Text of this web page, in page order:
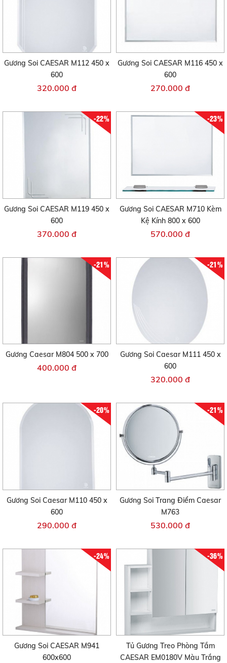
Gương Soi CAESAR M112 450 x
600
320.000 đ
Gương Soi CAESAR M116 450 x
600
270.000 đ
-22%
Gương Soi CAESAR M119 450 x
600
370.000 đ
-23%
Gương Soi CAESAR M710 Kèm
Kệ Kính 800 x 600
570.000 đ
-21%
Gương Caesar M804 500 x 700
400.000 đ
-21%
Gương Soi Caesar M111 450 x
600
320.000 đ
-20%
Gương Soi Caesar M110 450 x
600
290.000 đ
-21%
Gương Soi Trang Điểm Caesar
M763
530.000 đ
-24%
Gương Soi CAESAR M941
600x600
-36%
Tủ Gương Treo Phòng Tắm
CAESAR EM0180V Màu Trắng